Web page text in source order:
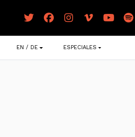
EN / DE ESPECIALES